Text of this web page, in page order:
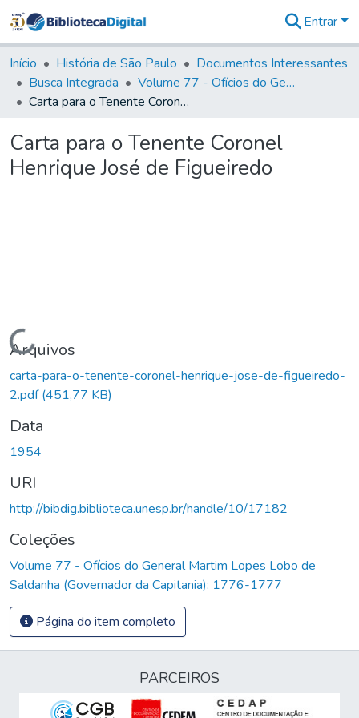
&
Coleções
Tudo na
Biblioteca
Estatísticas
Entrar
Início História de São Paulo
Documentos Interessantes
Busca Integrada
Volume 77 - Ofícios do General Martim Lopes Lobo de Saldanha (Governador da Capitania): 1776-1777
Carta para o Tenente Coronel Henrique José de Figueiredo
Carta para o Tenente Coronel
Henrique José de Figueiredo
Carregando...
Arquivos
carta-para-o-tenente-coronel-henrique-jose-de-figueiredo-
2.pdf(451,77 KB)
Data
1954
URI
http://bibdig.biblioteca.unesp.br/handle/10/17182
Coleções
Volume 77 - Ofícios do General Martim Lopes Lobo de
Saldanha (Governador da Capitania): 1776-1777
Página do item completo
PARCEIROS